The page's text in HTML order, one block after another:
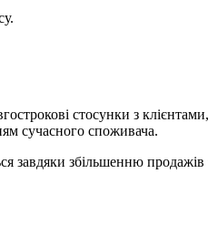
стосунки з
сучасного споживача.
збільшенню